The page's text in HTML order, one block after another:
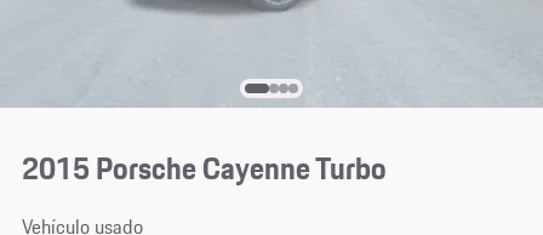
2015 Porsche Cayenne Turbo
Vehículo usado